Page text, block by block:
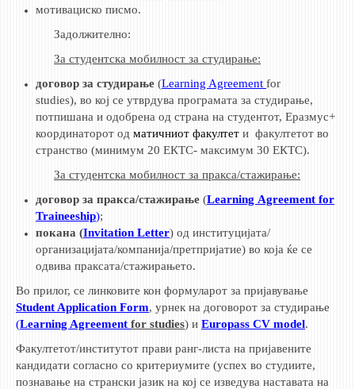
МЕЃУНАРОДНА РАЗМЕНА
ЕКВИВАЛЕНЦИИ ОД СТАРИ СТУДИСКИ ПРОГРАМИ
ОГЛАСНА ТАБЛА
СТУДЕНТСКА СЛУЖБА
БИБЛИОТЕКА
ДА ВИНЧИ МАГАЗИН
СТИПЕНДИИ/ПРАКСИ
мотивациско писмо.
Задолжително:
За студентска мобилност за студирање:
договор за студирање (Learning Agreement for
studies), во кој се утврдува програмата за студирање,
потпишана и одобрена од страна на студентот, Еразмус+
координаторот од матичниот факултет и факултетот во
странство (минимум 20 ЕКТС- максимум 30 ЕКТС).
За студентска мобилност за пракса/стажирање:
договор за пракса/стажирање (Learning Аgreement for
Traineeship);
покана (Invitation Letter) од институцијата/
организацијата/компанија/претпријатие) во која ќе се
одвива праксата/стажирањето.
Во прилог, се линковите кон формуларот за пријавување
Student Application Form, урнек на договорот за студирање
(Learning Agreement for studies) и Europass CV model.
Факултетот/институтот прави ранг-листа на пријавените
кандидати согласно со критериумите (успех во студиите,
познавање на странски јазик на кој се изведува наставата на